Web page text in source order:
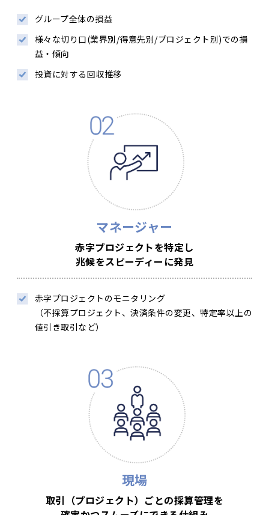
グループ全体の損益
様々な切り口(業界別/得意先別/プロジェクト別)での損
益・傾向
投資に対する回収推移
マネージャー
赤字プロジェクトを特定し
兆候をスピーディーに発見
赤字プロジェクトのモニタリング
（不採算プロジェクト、決済条件の変更、特定率以上の
値引き取引など）
現場
取引（プロジェクト）ごとの採算管理を